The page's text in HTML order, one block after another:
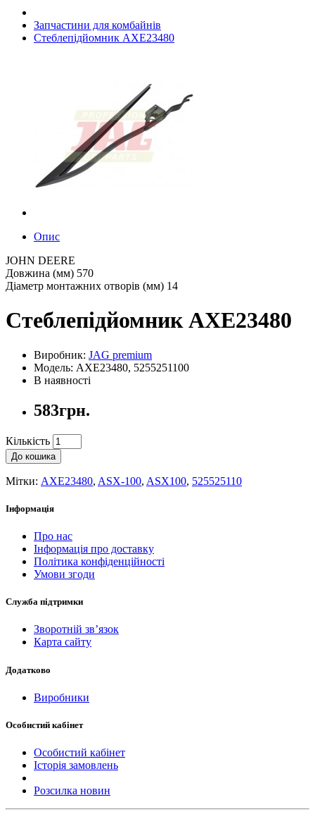
Запчастини для комбайнів
Стеблепідйомник AXE23480
Опис
JOHN DEERE
Довжина (мм) 570
Діаметр монтажних отворів (мм) 14
Стеблепідйомник AXE23480
Виробник: JAG premium
Модель: AXE23480, 5255251100
В наявності
583грн.
Кількість
До кошика
Мітки: AXE23480, ASX-100, ASX100, 525525110
Інформація
Про нас
Інформація про доставку
Політика конфіденційності
Умови згоди
Служба підтримки
Зворотній зв’язок
Карта сайту
Додатково
Виробники
Особистий кабінет
Особистий кабінет
Історія замовлень
Розсилка новин